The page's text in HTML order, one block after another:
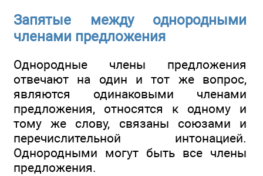
Запятые между однородными
членами предложения
Однородные члены предложения
отвечают на один и тот же вопрос,
являются одинаковыми членами
предложения, относятся к одному и
тому же слову, связаны союзами и
перечислительной интонацией.
Однородными могут быть все члены
предложения.